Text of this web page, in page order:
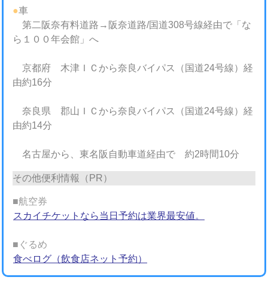
●車
第二阪奈有料道路→阪奈道路/国道308号線経由で「な
ら１００年会館」へ
京都府 木津ＩＣから奈良バイパス（国道24号線）経
由約16分
奈良県 郡山ＩＣから奈良バイパス（国道24号線）経
由約14分
名古屋から、東名阪自動車道経由で 約2時間10分
その他便利情報（PR）
■航空券
スカイチケットなら当日予約は業界最安値。
■ぐるめ
食べログ（飲食店ネット予約）